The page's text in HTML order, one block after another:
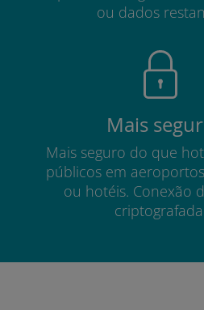
ou dados
Mais
Mais seguro do que
públicos em
ou hotéis. Conexão